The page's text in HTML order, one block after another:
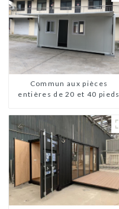
Commun aux pièces
entières de 20 et 40 pieds